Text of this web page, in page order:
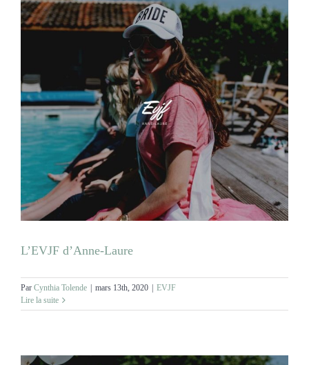
L’EVJF d’Anne-Laure
Par Cynthia Tolende mars 13th, 2020
EVJF
Lire la suite